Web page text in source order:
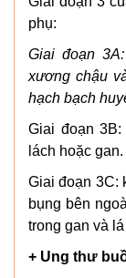
phụ:
Giai đoạn
xương chậu
hạch bạch
Giai đoạn
lách hoặc gan.
Giai đoạn 3C:
bụng bên
trong gan và
+ Ung thư